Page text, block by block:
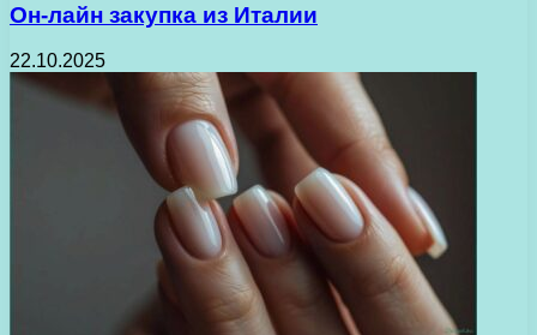
Он-лайн закупка из Италии
22.10.2025